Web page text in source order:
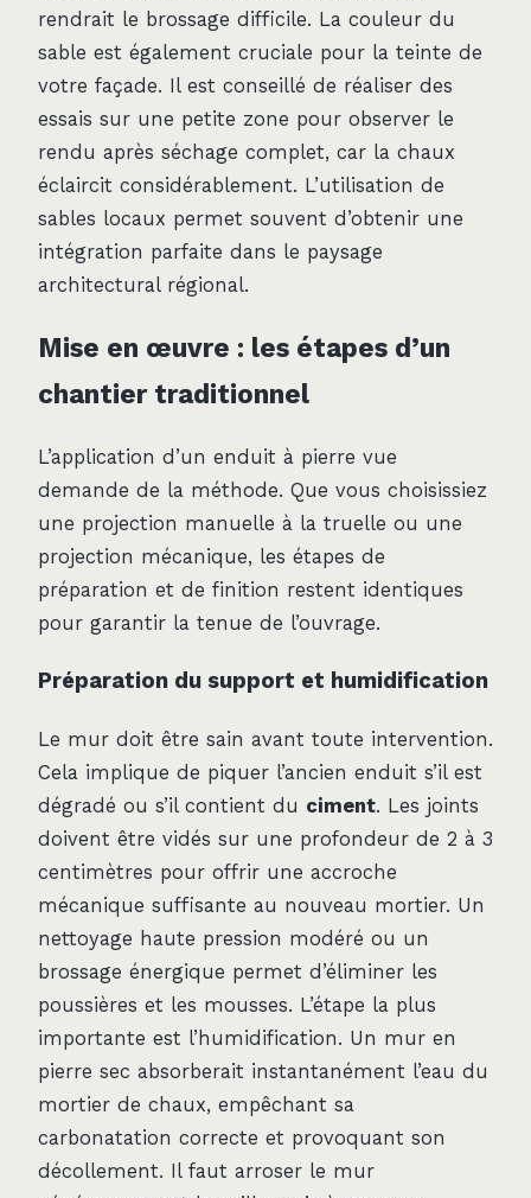
rendrait le brossage difficile. La couleur du
sable est également cruciale pour la teinte de
votre façade. Il est conseillé de réaliser des
essais sur une petite zone pour observer le
rendu après séchage complet, car la chaux
éclaircit considérablement. L’utilisation de
sables locaux permet souvent d’obtenir une
intégration parfaite dans le paysage
architectural régional.
Mise en œuvre : les étapes d’un
chantier traditionnel
L’application d’un enduit à pierre vue
demande de la méthode. Que vous choisissiez
une projection manuelle à la truelle ou une
projection mécanique, les étapes de
préparation et de finition restent identiques
pour garantir la tenue de l’ouvrage.
Préparation du support et humidification
Le mur doit être sain avant toute intervention.
Cela implique de piquer l’ancien enduit s’il est
dégradé ou s’il contient du ciment. Les joints
doivent être vidés sur une profondeur de 2 à 3
centimètres pour offrir une accroche
mécanique suffisante au nouveau mortier. Un
nettoyage haute pression modéré ou un
brossage énergique permet d’éliminer les
poussières et les mousses. L’étape la plus
importante est l’humidification. Un mur en
pierre sec absorberait instantanément l’eau du
mortier de chaux, empêchant sa
carbonatation correcte et provoquant son
décollement. Il faut arroser le mur